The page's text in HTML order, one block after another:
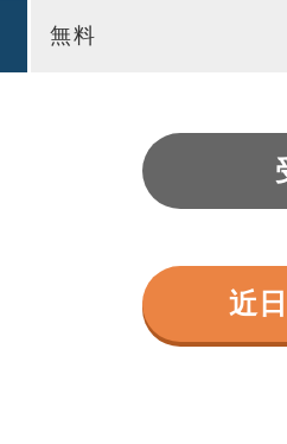
無料
近